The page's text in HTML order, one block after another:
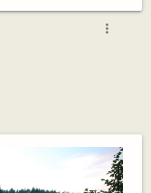
more_vert